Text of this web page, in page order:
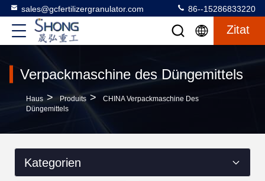
sales@gcfertilizergranulator.com 86--15286833220
Zitat
Verpackmaschine des Düngemittels
Haus > Produits >
CHINA Verpackmaschine Des
Düngemittels
Kategorien